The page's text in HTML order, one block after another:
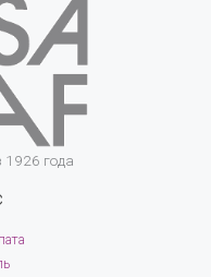
1926 года